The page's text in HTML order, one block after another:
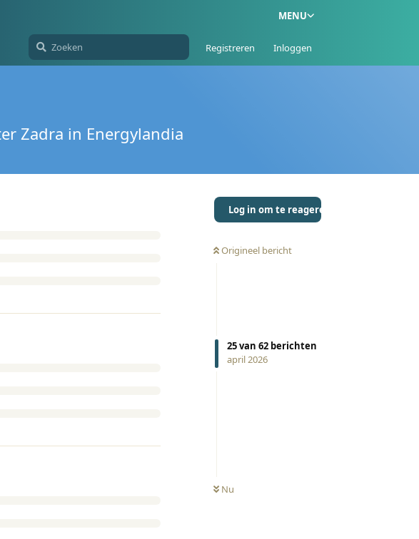
MENU
Registreren Inloggen
Zadra in Energylandia
Log in om te reageren
Origineel bericht
25van 62 berichten
april 2026
Nu